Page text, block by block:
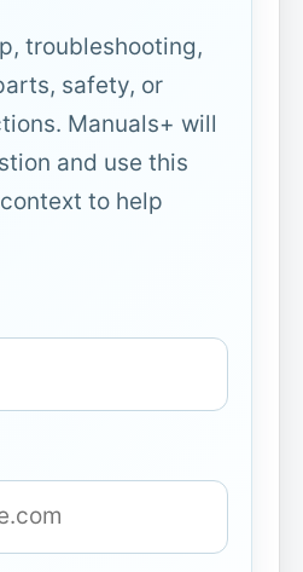
troubleshooting,
safety, or
Manuals+ will
and use this
to help